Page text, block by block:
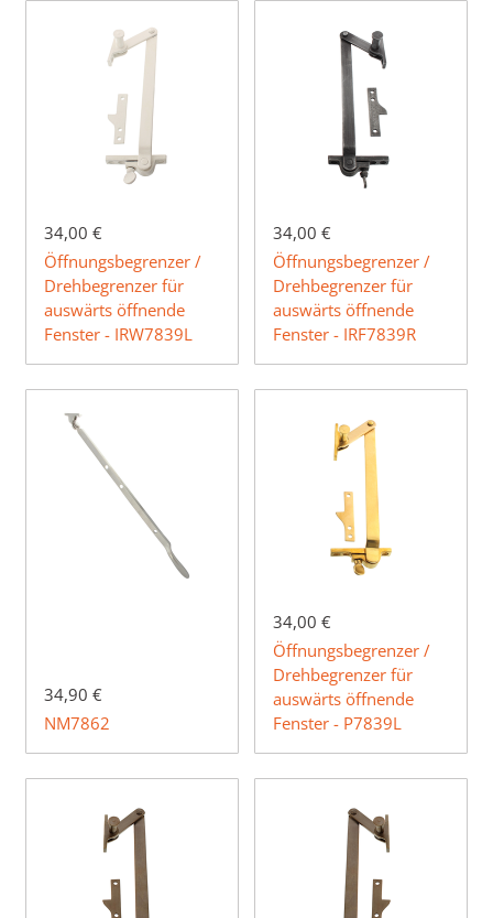
34,00 €
Öffnungsbegrenzer /
Drehbegrenzer für
auswärts öffnende
Fenster - IRW7839L
34,00 €
Öffnungsbegrenzer /
Drehbegrenzer für
auswärts öffnende
Fenster - IRF7839R
34,90 €
NM7862
34,00 €
Öffnungsbegrenzer /
Drehbegrenzer für
auswärts öffnende
Fenster - P7839L